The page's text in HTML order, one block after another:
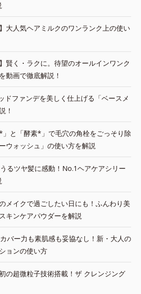
大人気ヘアミルクのワンランク上の使い
賢く・ラクに。待望のオールインワンク
動画で徹底解説！
ドファンデを美しく仕上げる「ベースメ
！
」と「酵素*」で毛穴の角栓をごっそり除
ウォッシュ」の使い方を解説
るツヤ髪に感動！No.1ヘアケアシリー
メイクで過ごしたい日にも！ふんわり美
キンケアパウダーを解説
バー力も素肌感も妥協なし！新・大人の
ョンの使い方
の超微粒子技術搭載！ザ クレンジング